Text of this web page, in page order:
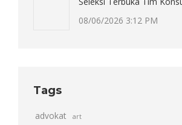
08/06/2026 3:12 PM
Tags
advokat art